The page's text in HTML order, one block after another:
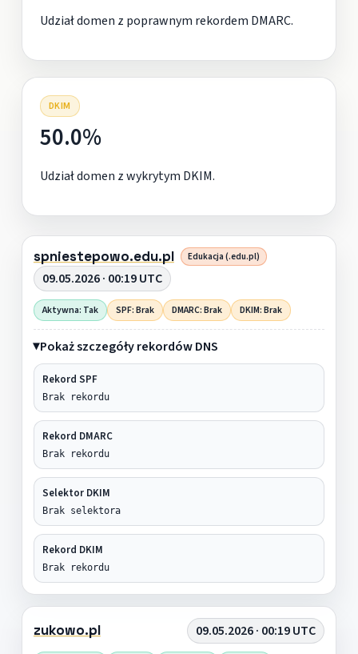
Udział domen z poprawnym rekordem DMARC.
DKIM
50.0%
Udział domen z wykrytym DKIM.
spniestepowo.edu.pl Edukacja (.edu.pl)
09.05.2026 · 00:19 UTC
Aktywna: Tak SPF: Brak DMARC: Brak DKIM: Brak
Pokaż szczegóły rekordów DNS
Rekord SPF
Brak rekordu
Rekord DMARC
Brak rekordu
Selektor DKIM
Brak selektora
Rekord DKIM
Brak rekordu
zukowo.pl 09.05.2026 · 00:19 UTC